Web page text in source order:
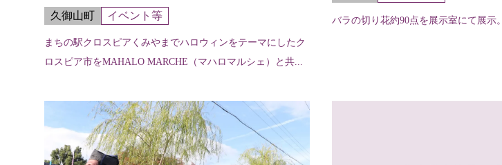
久御山町 イベント等
まちの駅クロスピアくみやまでハロウィンをテーマにしたク
ロスピア市をMAHALO MARCHE（マハロマルシェ）と共...
バラの切り花約90点を展示室にて展示。